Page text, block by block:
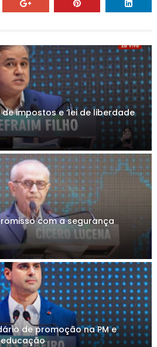
impostos e ‘lei de liberdade
com a segurança
de promoção na PM e